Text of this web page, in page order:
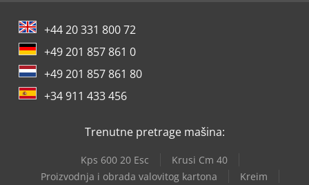
+44 20 331 800 72
+49 201 857 861 0
+49 201 857 861 80
+34 911 433 456
Trenutne pretrage mašina:
Kps 600 20 Esc
Krusi Cm 40
Proizvodnja i obrada valovitog kartona
Kreim